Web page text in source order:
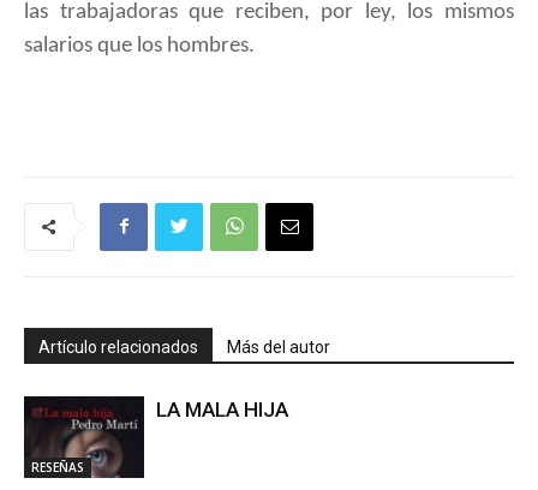
las trabajadoras que reciben, por ley, los mismos
salarios que los hombres.
Artículo relacionados Más del autor
RESEÑAS
LA MALA HIJA